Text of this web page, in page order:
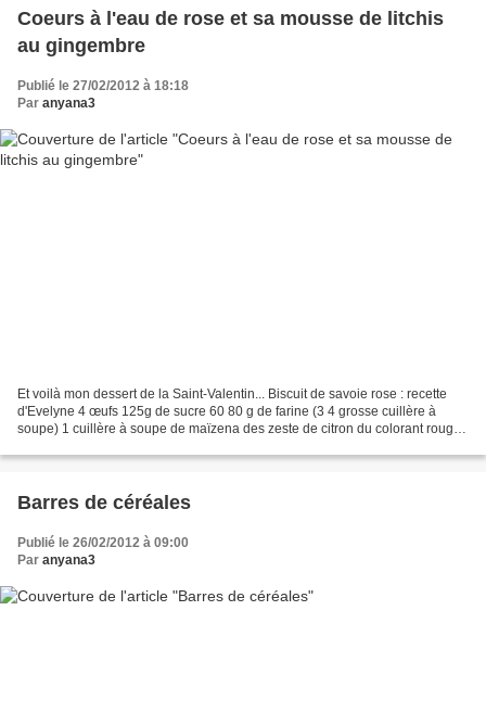
Coeurs à l'eau de rose et sa mousse de litchis
au gingembre
Publié le 27/02/2012 à 18:18
Par anyana3
Et voilà mon dessert de la Saint-Valentin... Biscuit de savoie rose : recette
d'Evelyne 4 œufs 125g de sucre 60 80 g de farine (3 4 grosse cuillère à
soupe) 1 cuillère à soupe de maïzena des zeste de citron du colorant rouge
Barres de céréales
Publié le 26/02/2012 à 09:00
Par anyana3